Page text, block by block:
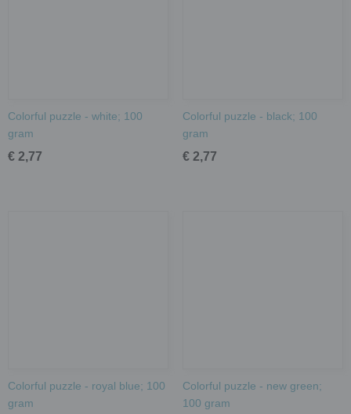
Colorful puzzle - white; 100
gram
€ 2,77
Colorful puzzle - black; 100
gram
€ 2,77
Colorful puzzle - royal blue; 100
gram
Colorful puzzle - new green;
100 gram